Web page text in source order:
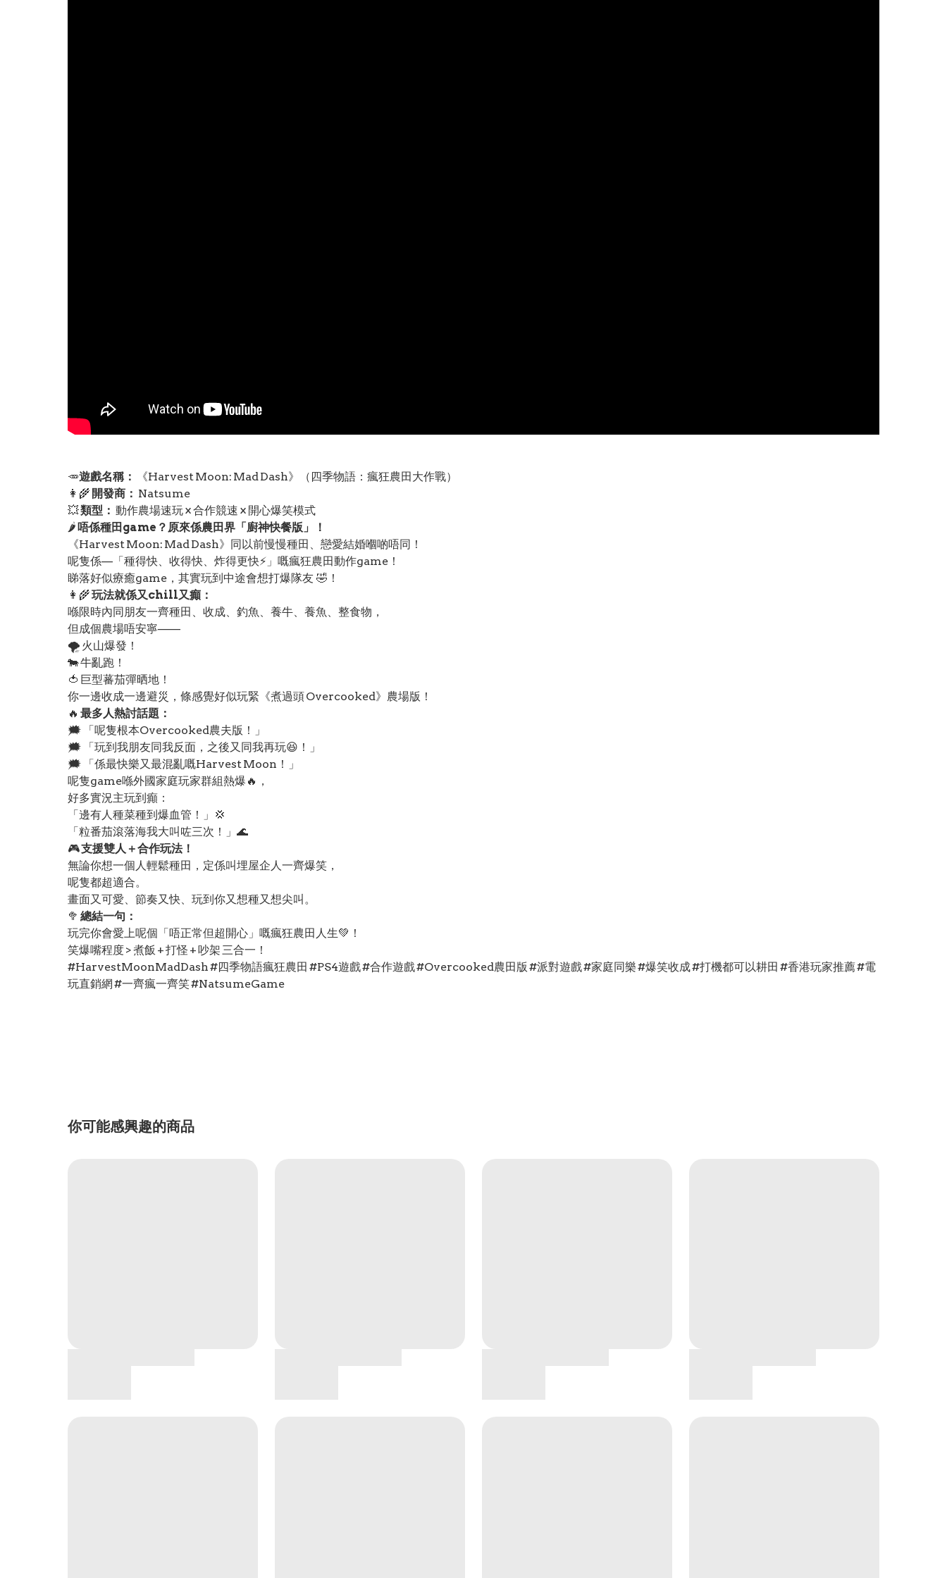
🥕遊戲名稱：
《Harvest Moon: Mad Dash》（四季物語：瘋狂農田大作戰）
👩‍🌾 開發商： Natsume
💥類型： 動作農場速玩 × 合作競速 × 開心爆笑模式
🌶️唔係種田game？原來係農田界「廚神快餐版」！
《Harvest Moon: Mad Dash》同以前慢慢種田、戀愛結婚嗰啲唔同！
呢隻係—「種得快、收得快、炸得更快⚡」嘅瘋狂農田動作game！
睇落好似療癒game，其實玩到中途會想打爆隊友 🤣！
👩‍🌾玩法就係又chill又癲：
喺限時內同朋友一齊種田、收成、釣魚、養牛、養魚、整食物，
但成個農場唔安寧——
🌪️ 火山爆發！
🐄 牛亂跑！
🍅 巨型蕃茄彈晒地！
你一邊收成一邊避災，條感覺好似玩緊《煮過頭 Overcooked》農場版！
🔥 最多人熱討話題：
🗯️ 「呢隻根本Overcooked農夫版！」
🗯️ 「玩到我朋友同我反面，之後又同我再玩😆！」
🗯️ 「係最快樂又最混亂嘅Harvest Moon！」
呢隻game喺外國家庭玩家群組熱爆🔥，
好多實況主玩到癲：
「邊有人種菜種到爆血管！」💢
「粒番茄滾落海我大叫咗三次！」🌊
🎮支援雙人＋合作玩法！
無論你想一個人輕鬆種田，定係叫埋屋企人一齊爆笑，
呢隻都超適合。
畫面又可愛、節奏又快、玩到你又想種又想尖叫。
🥦 總結一句：
玩完你會愛上呢個「唔正常但超開心」嘅瘋狂農田人生💚！
笑爆嘴程度 > 煮飯 + 打怪 + 吵架 三合一！
#HarvestMoonMadDash #四季物語瘋狂農田 #PS4遊戲 #合作遊戲 #Overcooked農田版 #派對遊戲 #家庭同樂 #爆笑收成 #打機都可以耕田 #香港玩家推薦 #電
玩直銷網 #一齊瘋一齊笑 #NatsumeGame
你可能感興趣的商品